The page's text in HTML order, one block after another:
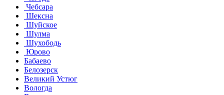
Чебсара
Шексна
Шуйское
Шулма
Шухободь
Юрово
Бабаево
Белозерск
Великий Устюг
Вологда